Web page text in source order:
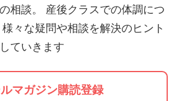
相談。 産後クラスでの体調につ
々な疑問や相談を解決のヒント
ていきます
マガジン購読登録